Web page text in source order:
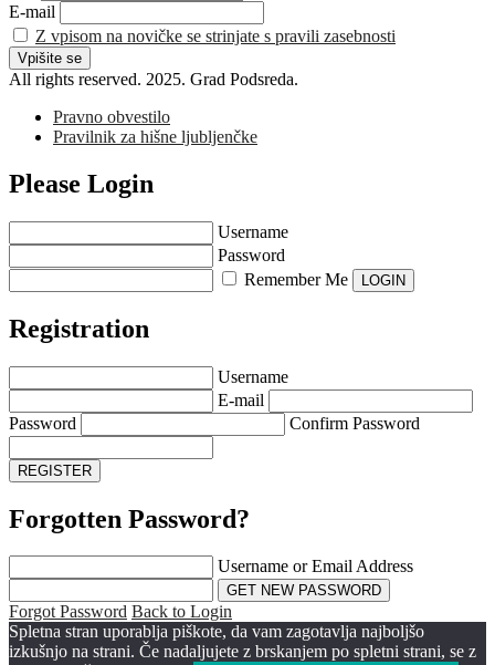
E-mail
Z vpisom na novičke se strinjate s pravili zasebnosti
All rights reserved. 2025. Grad Podsreda.
Pravno obvestilo
Pravilnik za hišne ljubljenčke
Please Login
Username
Password
Remember Me
Registration
Username
E-mail
Password
Confirm Password
Forgotten Password?
Username or Email Address
Forgot Password Back to Login
Spletna stran uporablja piškote, da vam zagotavlja najboljšo
izkušnjo na strani. Če nadaljujete z brskanjem po spletni strani, se z